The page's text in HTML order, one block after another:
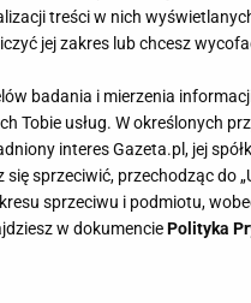
treści w nich
jej zakres lub chcesz
badania i mierzenia
Tobie usług. W określonych
interes Gazeta.pl, jej
sprzeciwić, przechodząc do
sprzeciwu i podmiotu,
w dokumenciePolityka